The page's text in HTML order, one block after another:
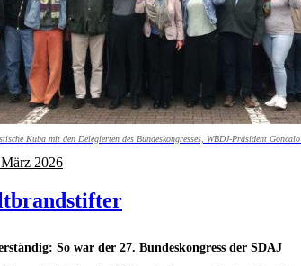
Kuba mit den Delegierten des Bundeskongresses, WBDJ-Präsident
So war der 27. Bundeskongress der SDAJ
2026